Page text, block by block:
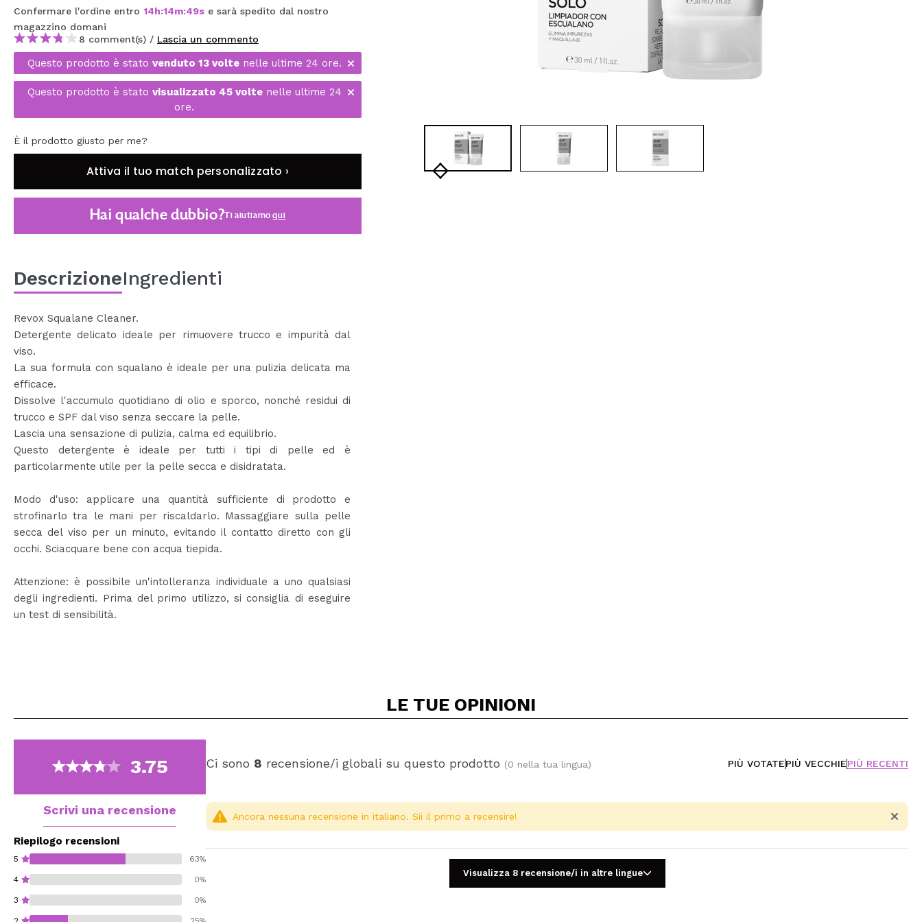
MAQUIFARMA
KOREA ZONE
TRAVEL SIZE
NATURE
SPECIALE
SONO TORNATI!
PROSSIMAMENTE
CREARE UN ACCOUNT
Confermare l'ordine entro 14h:14m:49s e sarà spedito dal nostro
magazzino domani
8 comment(s) / Lascia un commento
Questo prodotto è stato venduto 13 voltenelle ultime 24 ore.
Questo prodotto è stato visualizzato 45 voltenelle ultime 24
ore.
È il prodotto giusto per me?
Attiva il tuo match personalizzato ›
Hai qualche dubbio?Ti aiutiamoqui
DescrizioneIngredienti
Revox Squalane Cleaner.
Detergente delicato ideale per rimuovere trucco e impurità dal
viso.
La sua formula con squalano è ideale per una pulizia delicata ma
efficace.
Dissolve l'accumulo quotidiano di olio e sporco, nonché residui di
trucco e SPF dal viso senza seccare la pelle.
Lascia una sensazione di pulizia, calma ed equilibrio.
Questo detergente è ideale per tutti i tipi di pelle ed è
particolarmente utile per la pelle secca e disidratata.
Modo d'uso: applicare una quantità sufficiente di prodotto e
strofinarlo tra le mani per riscaldarlo. Massaggiare sulla pelle
secca del viso per un minuto, evitando il contatto diretto con gli
occhi. Sciacquare bene con acqua tiepida.
Attenzione: è possibile un'intolleranza individuale a uno qualsiasi
degli ingredienti. Prima del primo utilizzo, si consiglia di eseguire
un test di sensibilità.
LE TUE OPINIONI
3.75
Scrivi una recensione
Riepilogo recensioni
5 63%
4 0%
3 0%
Ci sono 8 recensione/i globali su questo prodotto (0 nella tua lingua) PIÙ VOTATEPIÙ VECCHIEPIÙ RECENTI
Ancora nessuna recensione in italiano. Sii il primo a recensire!
Visualizza 8 recensione/i in altre lingue